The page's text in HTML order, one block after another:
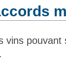
vins